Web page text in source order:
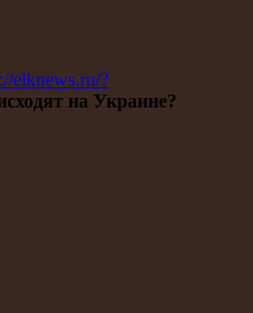
elknews.ru/?
на Украине?